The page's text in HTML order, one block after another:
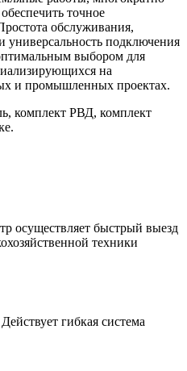
точное
обслуживания,
универсальность подключения
выбором для
на
и промышленных проектах.
комплект РВД, комплект
осуществляет быстрый выезд
техники
гибкая система